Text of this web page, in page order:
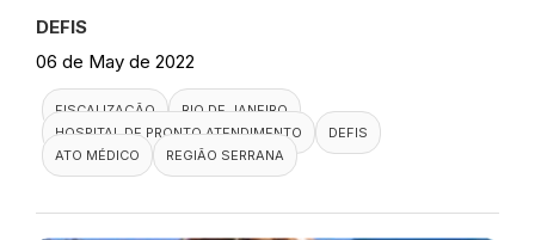
DEFIS
06 de May de 2022
FISCALIZAÇÃO
RIO DE JANEIRO
HOSPITAL DE PRONTO ATENDIMENTO
DEFIS
ATO MÉDICO
REGIÃO SERRANA